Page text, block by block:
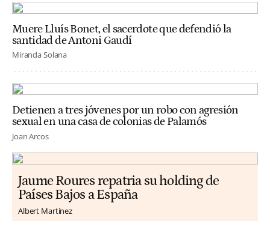
Muere Lluís Bonet, el sacerdote que defendió la
santidad de Antoni Gaudí
Miranda Solana
Detienen a tres jóvenes por un robo con agresión
sexual en una casa de colonias de Palamós
Joan Arcos
Jaume Roures repatria su holding de
Países Bajos a España
Albert Martínez